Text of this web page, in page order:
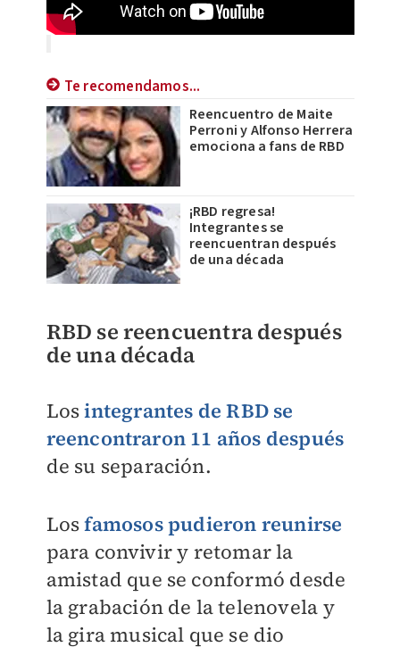
Te recomendamos...
Reencuentro de Maite
Perroni y Alfonso Herrera
emociona a fans de RBD
¡RBD regresa!
Integrantes se
reencuentran después
de una década
RBD se reencuentra después
de una década
Losintegrantes de RBD se
reencontraron 11 años después
de su separación.
Losfamosos pudieron reunirse
para convivir y retomar la
amistad que se conformó desde
la grabación de la telenovela y
la gira musical que se dio